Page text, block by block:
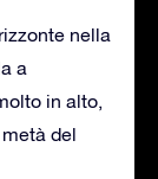
nella
a
in alto,
del